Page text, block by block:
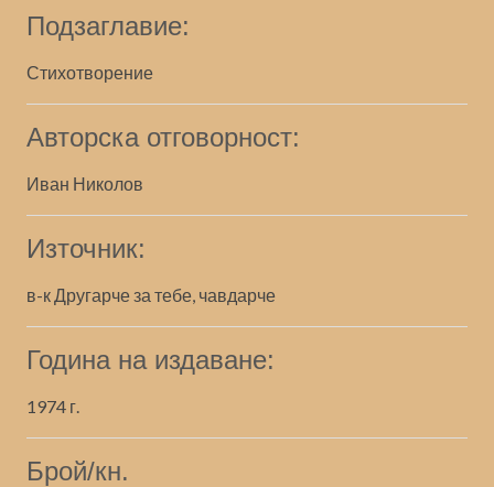
Подзаглавие:
Стихотворение
Авторска отговорност:
Иван Николов
Източник:
в-к Другарче за тебе, чавдарче
Година на издаване:
1974 г.
Брой/кн.